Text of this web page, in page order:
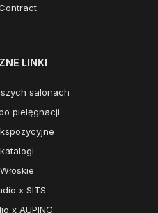
LINKI
salonach
pielęgnacji
x SITS
x AUPING